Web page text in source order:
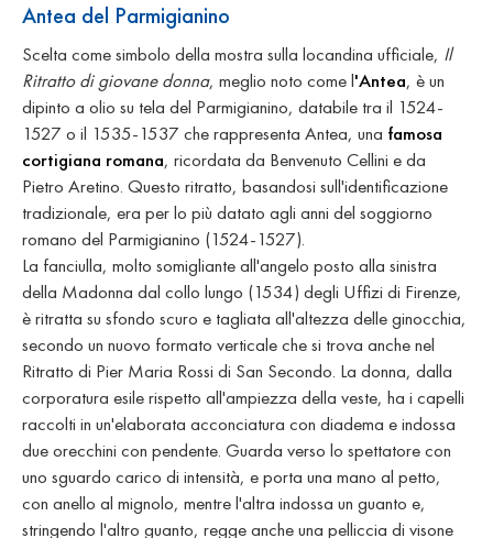
Antea del Parmigianino
Scelta come simbolo della mostra sulla locandina ufficiale, Il
Ritratto di giovane donna, meglio noto come l'Antea, è un
dipinto a olio su tela del Parmigianino, databile tra il 1524-
1527 o il 1535-1537 che rappresenta Antea, una famosa
cortigiana romana, ricordata da Benvenuto Cellini e da
Pietro Aretino. Questo ritratto, basandosi sull'identificazione
tradizionale, era per lo più datato agli anni del soggiorno
romano del Parmigianino (1524-1527).
La fanciulla, molto somigliante all'angelo posto alla sinistra
della Madonna dal collo lungo (1534) degli Uffizi di Firenze,
è ritratta su sfondo scuro e tagliata all'altezza delle ginocchia,
secondo un nuovo formato verticale che si trova anche nel
Ritratto di Pier Maria Rossi di San Secondo. La donna, dalla
corporatura esile rispetto all'ampiezza della veste, ha i capelli
raccolti in un'elaborata acconciatura con diadema e indossa
due orecchini con pendente. Guarda verso lo spettatore con
uno sguardo carico di intensità, e porta una mano al petto,
con anello al mignolo, mentre l'altra indossa un guanto e,
stringendo l'altro guanto, regge anche una pelliccia di visone